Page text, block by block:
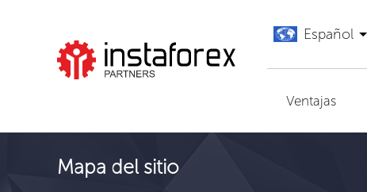
Español
Ventajas
Mapa del sitio